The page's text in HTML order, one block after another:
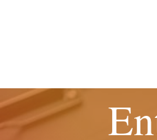
請求ができます。
お申し出は、以下の